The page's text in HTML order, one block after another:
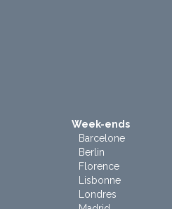
Week-ends
Barcelone
Berlin
Florence
Lisbonne
Londres